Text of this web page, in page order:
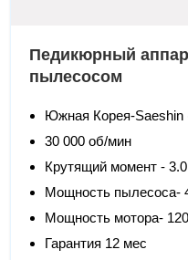
Педикюрный
пылесосом
Южная Корея-Saeshin
30 000 об/мин
Крутящий момент -
Мощность пылесоса-
Мощность мотора-
Гарантия 12 мес